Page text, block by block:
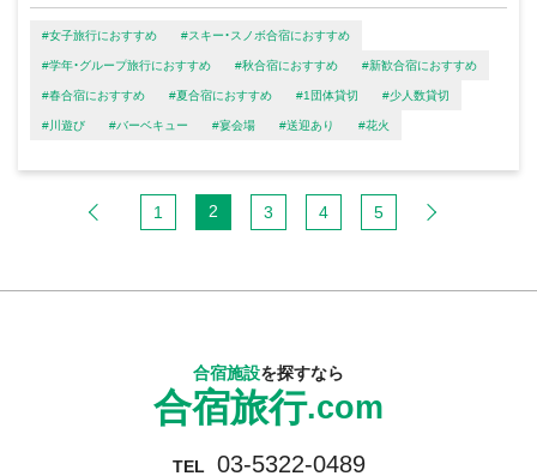
#女子旅行におすすめ #スキー・スノボ合宿におすすめ
#学年・グループ旅行におすすめ #秋合宿におすすめ #新歓合宿におすすめ
#春合宿におすすめ #夏合宿におすすめ #1団体貸切 #少人数貸切
#川遊び #バーベキュー #宴会場 #送迎あり #花火
1 2 3 4 5
合宿施設を探すなら
合宿旅行.com
TEL 03-5322-0489